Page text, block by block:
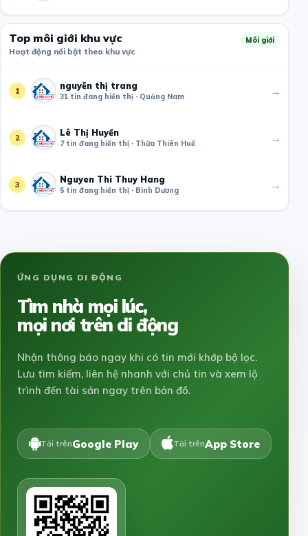
Top môi giới khu vực
Hoạt động nổi bật theo khu vực
Môi giới
1 nguyễn thị trang
31 tin đang hiển thị · Quảng Nam →
2 Lê Thị Huyền
7 tin đang hiển thị · Thừa Thiên Huế →
3 Nguyen Thi Thuy Hang
5 tin đang hiển thị · Bình Dương →
ỨNG DỤNG DI ĐỘNG
Tìm nhà mọi lúc,
mọi nơi trên di động
Nhận thông báo ngay khi có tin mới khớp bộ lọc.
Lưu tìm kiếm, liên hệ nhanh với chủ tin và xem lộ
trình đến tài sản ngay trên bản đồ.
Tải trênGoogle Play Tải trênApp Store